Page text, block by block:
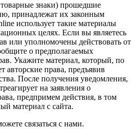
знаки) прошедшие
принадлежат их законным
использует такие материалы
целях. Если вы являетесь
или уполномочены действовать от
о предполагаемых
Укажите материал, который, по
права, предъявив
После получения уведомления,
на заявления о
предпримем действия, в том
материал с сайта.
связаться с нами.